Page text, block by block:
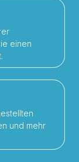
einen
und mehr